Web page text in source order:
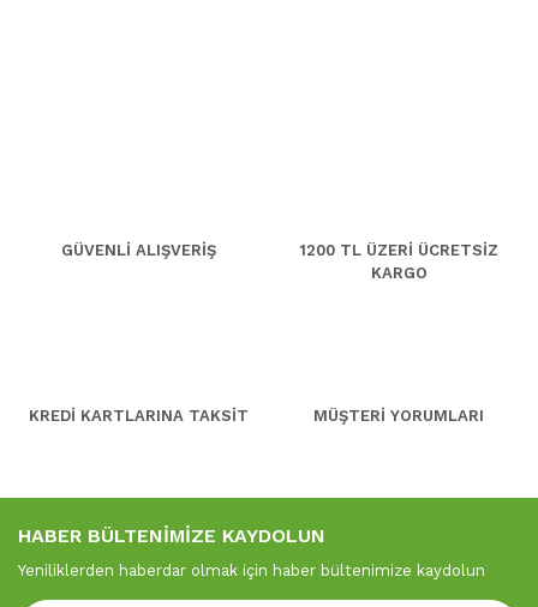
GÜVENLİ ALIŞVERİŞ
1200 TL ÜZERİ ÜCRETSİZ
KARGO
KREDİ KARTLARINA TAKSİT MÜŞTERİ YORUMLARI
HABER BÜLTENİMİZE KAYDOLUN
Yeniliklerden haberdar olmak için haber bültenimize kaydolun